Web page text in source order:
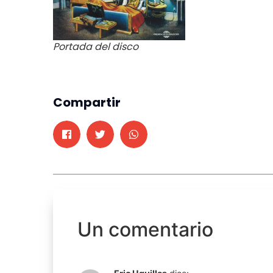
Portada del disco
Compartir
Un comentario